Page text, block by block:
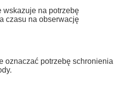
wskazuje na potrzebę
czasu na obserwację
oznaczać potrzebę schronienia